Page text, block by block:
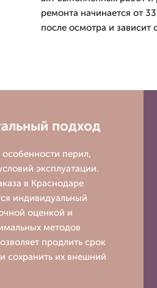
ремонта начинается от
после осмотра и зависит
подход
перил,
эксплуатации.
в Краснодаре
индивидуальный
оценкой и
методов
продлить срок
сохранить их внешний